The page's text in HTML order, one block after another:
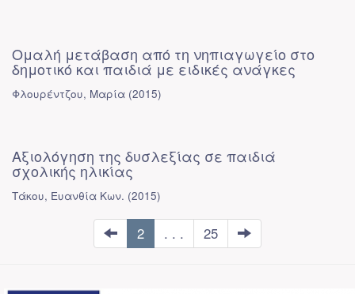
Ομαλή μετάβαση από τη νηπιαγωγείο στο
δημοτικό και παιδιά με ειδικές ανάγκες
Φλουρέντζου, Μαρία (2015)
Αξιολόγηση της δυσλεξίας σε παιδιά
σχολικής ηλικίας
Τάκου, Ευανθία Κων. (2015)
2 . . . 25